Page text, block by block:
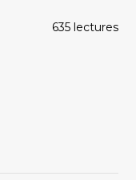
635 lectures